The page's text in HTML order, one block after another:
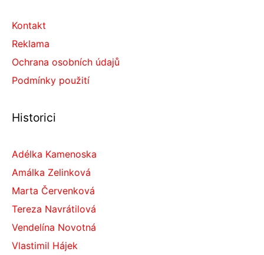
Kontakt
Reklama
Ochrana osobních údajů
Podmínky použití
Historici
Adélka Kamenoska
Amálka Zelinková
Marta Červenková
Tereza Navrátilová
Vendelína Novotná
Vlastimil Hájek